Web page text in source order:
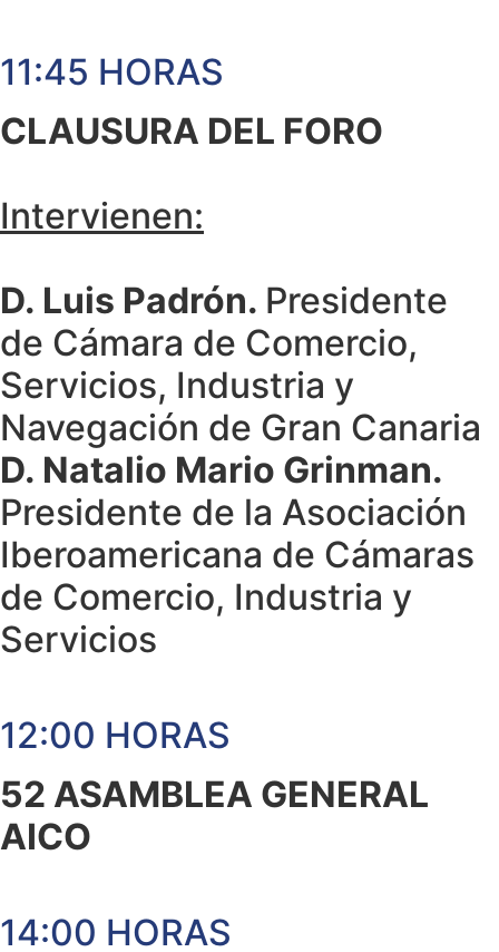
11:45 HORAS
CLAUSURA DEL FORO
Intervienen:
D. Luis Padrón. Presidente
de Cámara de Comercio,
Servicios, Industria y
Navegación de Gran Canaria
D. Natalio Mario Grinman.
Presidente de la Asociación
Iberoamericana de Cámaras
de Comercio, Industria y
Servicios
12:00 HORAS
52 ASAMBLEA GENERAL
AICO
14:00 HORAS